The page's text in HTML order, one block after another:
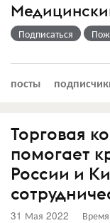
Подписаться
посты
Торговая
помогает
России и
31 Мая 2022